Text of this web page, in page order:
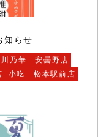
知らせ
川乃華 安曇野店
小吃 松本駅前店